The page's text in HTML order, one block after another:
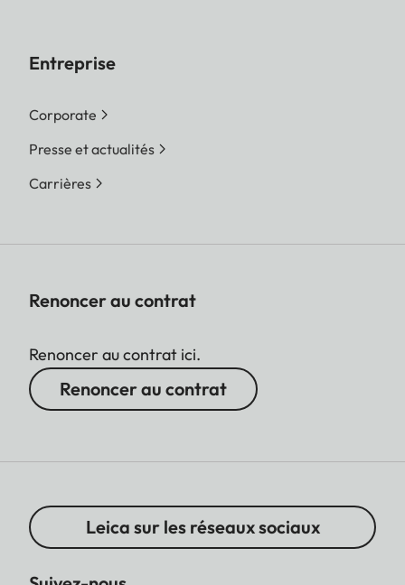
Entreprise
Corporate
Presse et actualités
Carrières
Renoncer au contrat
Renoncer au contrat ici.
Renoncer au contrat
Leica sur les réseaux sociaux